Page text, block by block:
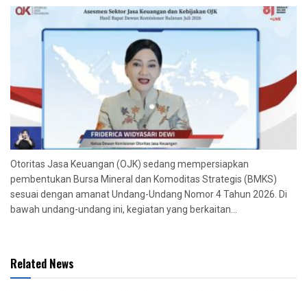
Otoritas Jasa Keuangan (OJK) sedang mempersiapkan
pembentukan Bursa Mineral dan Komoditas Strategis (BMKS)
sesuai dengan amanat Undang-Undang Nomor 4 Tahun 2026. Di
bawah undang-undang ini, kegiatan yang berkaitan...
Related News